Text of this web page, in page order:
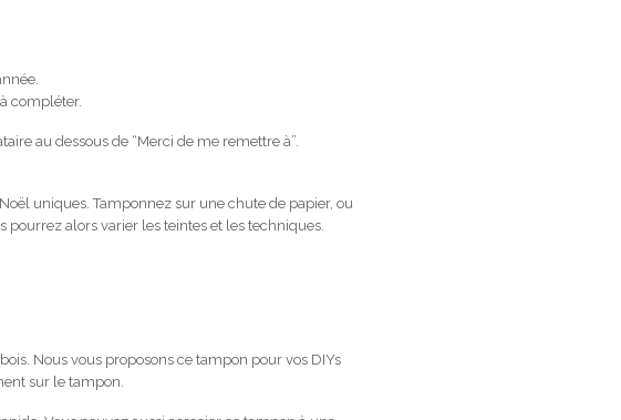
compléter.
au dessous de “Merci de me remettre à”.
uniques. Tamponnez sur une chute de papier, ou
alors varier les teintes et les techniques.
Nous vous proposons ce tampon pour vos DIYs
sur le tampon.